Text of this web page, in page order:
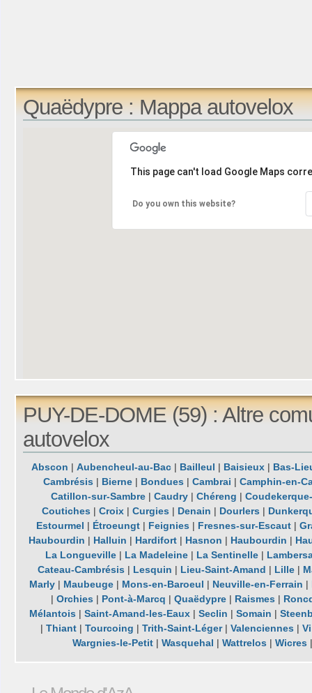
Quaëdypre : Mappa autovelox
This page can't load Google Maps
Do you own this website?
PUY-DE-DOME (59) : Altre
autovelox
Abscon |Aubencheul-au-Bac | Bailleul | Baisieux | Bas-
Cambrésis | Bierne| Bondues | Cambrai | Camphin-en-
Catillon-sur-Sambre| Caudry| Chéreng |
Coutiches | Croix| Curgies | Denain | Dourlers |
Estourmel | Étroeungt | Feignies | Fresnes-sur-Escaut |
Haubourdin | Halluin | Hardifort| Hasnon | Haubourdin |
La Longueville | La Madeleine | La Sentinelle |
Cateau-Cambrésis | Lesquin | Lieu-Saint-Amand | Lille|
Marly | Maubeuge | Mons-en-Baroeul | Neuville-en-Ferrain |
|Orchies | Pont-à-Marcq |Quaëdypre | Raismes |
Mélantois |Saint-Amand-les-Eaux |Seclin |Somain |
|Thiant |Tourcoing |Trith-Saint-Léger|Valenciennes |
Wargnies-le-Petit| Wasquehal | Wattrelos | Wicres